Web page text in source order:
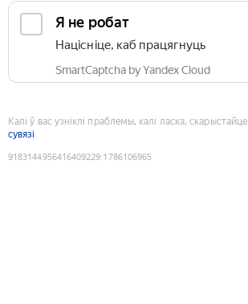
Я не робат
Націсніце, каб працягнуць
SmartCaptcha by Yandex Cloud
Калі ў вас узніклі праблемы, калі ласка, скарыстайце
сувязі
9183144956416409229:1786106965